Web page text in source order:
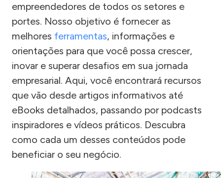
empreendedores de todos os setores e
portes. Nosso objetivo é fornecer as
melhores ferramentas, informações e
orientações para que você possa crescer,
inovar e superar desafios em sua jornada
empresarial. Aqui, você encontrará recursos
que vão desde artigos informativos até
eBooks detalhados, passando por podcasts
inspiradores e vídeos práticos. Descubra
como cada um desses conteúdos pode
beneficiar o seu negócio.